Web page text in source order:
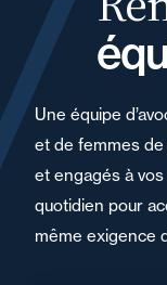
Une équipe
et de femmes de
et engagés à
quotidien pour
même exigence